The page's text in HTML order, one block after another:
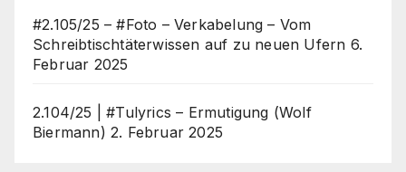
#2.105/25 – #Foto – Verkabelung – Vom
Schreibtischtäterwissen auf zu neuen Ufern 6.
Februar 2025
2.104/25 | #Tulyrics – Ermutigung (Wolf
Biermann) 2. Februar 2025